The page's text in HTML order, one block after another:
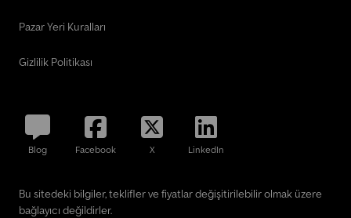
Pazar Yeri Kuralları
Gizlilik Politikası
Blog Facebook X LinkedIn
Bu sitedeki bilgiler, teklifler ve fiyatlar değişitirilebilir olmak üzere
bağlayıcı değildirler.